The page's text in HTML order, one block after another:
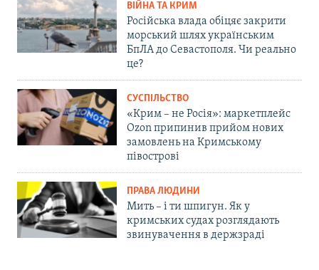
ВІЙНА ТА КРИМ
Російська влада обіцяє закрити
морський шлях українським
БпЛА до Севастополя. Чи реально
це?
СУСПІЛЬСТВО
«Крим – не Росія»: маркетплейс
Ozon припинив прийом нових
замовлень на Кримському
півострові
ПРАВА ЛЮДИНИ
Мить – і ти шпигун. Як у
кримських судах розглядають
звинувачення в держзраді